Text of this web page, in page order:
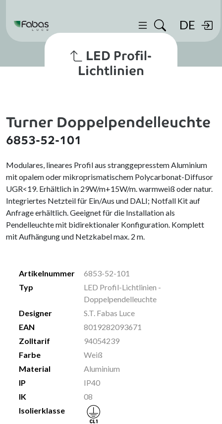
DE
LED Profil-
Lichtlinien
Turner Doppelpendelleuchte
6853-52-101
Modulares, lineares Profil aus stranggepresstem Aluminium
mit opalem oder mikroprismatischem Polycarbonat-Diffusor
UGR<19. Erhältlich in 29W/m+15W/m. warmweiß oder natur.
Integriertes Netzteil für Ein/Aus und DALI; Notfall Kit auf
Anfrage erhältlich. Geeignet für die Installation als
Pendelleuchte mit bidirektionaler Konfiguration. Komplett
mit Aufhängung und Netzkabel max. 2 m.
Artikelnummer
6853-52-101
Typ
LED Profil-Lichtlinien -
Doppelpendelleuchte
Designer
S.T. Fabas Luce
EAN
8019282093671
Zolltarif
94054239
Farbe
Weiß
Material
Aluminium
IP
IP40
IK
08
Isolierklasse